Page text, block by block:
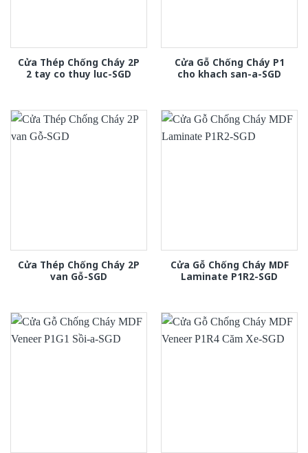
Cửa Thép Chống Cháy 2P
2 tay co thuy luc-SGD
Cửa Gỗ Chống Cháy P1
cho khach san-a-SGD
Cửa Thép Chống Cháy 2P
van Gỗ-SGD
Cửa Gỗ Chống Cháy MDF
Laminate P1R2-SGD